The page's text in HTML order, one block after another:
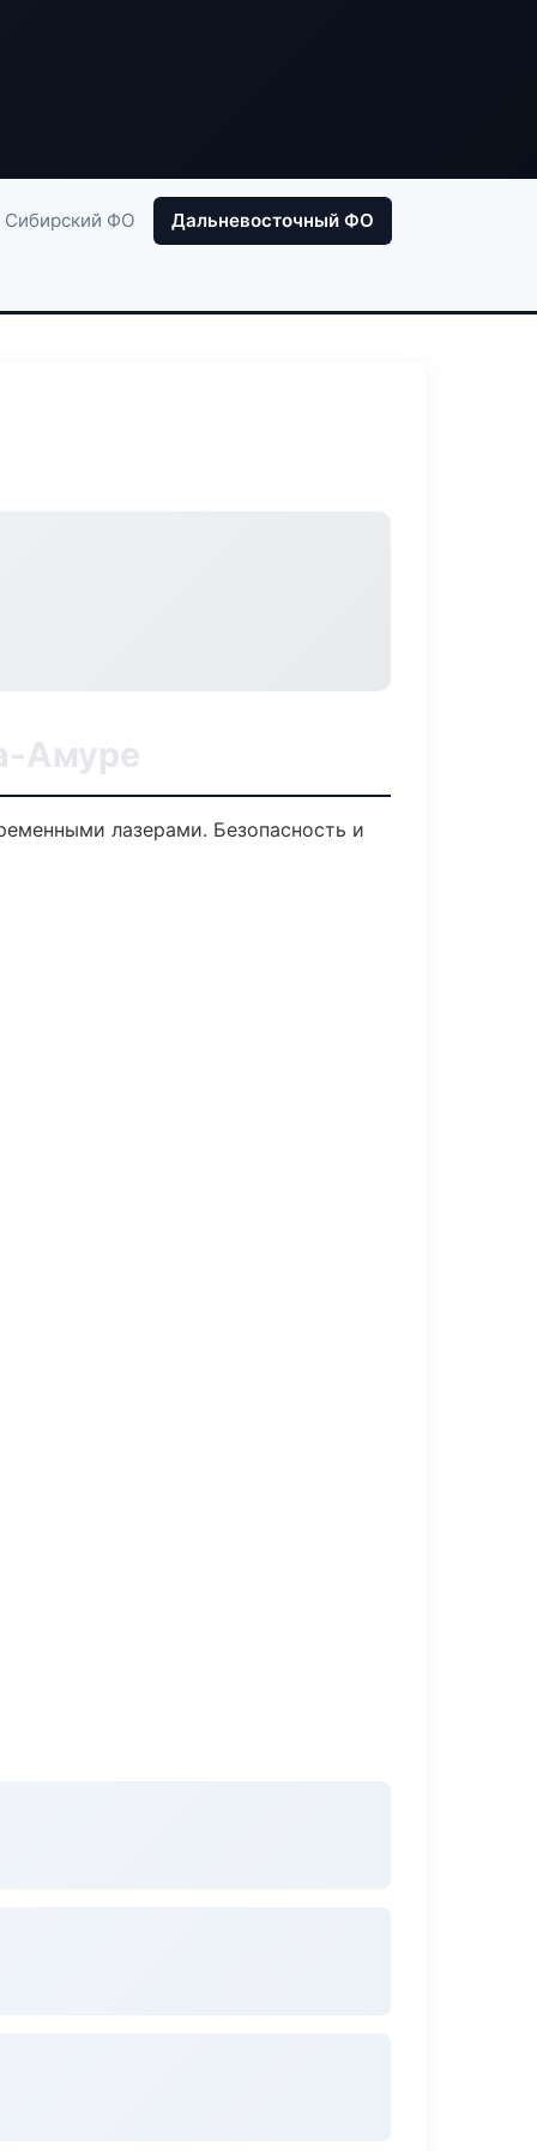
Сибирский ФО Дальневосточный ФО
Амуре
лазерами. Безопасность и